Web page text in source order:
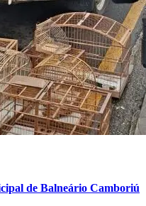
de Balneário Camboriú